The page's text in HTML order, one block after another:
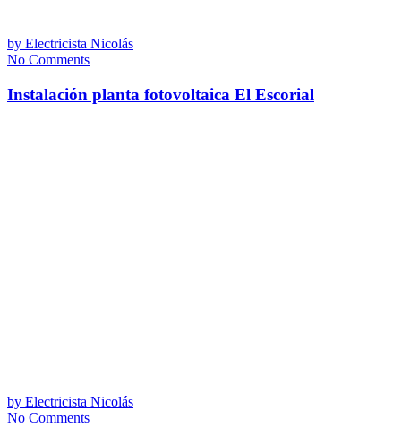
by Electricista Nicolás
No Comments
Instalación planta fotovoltaica El Escorial
by Electricista Nicolás
No Comments